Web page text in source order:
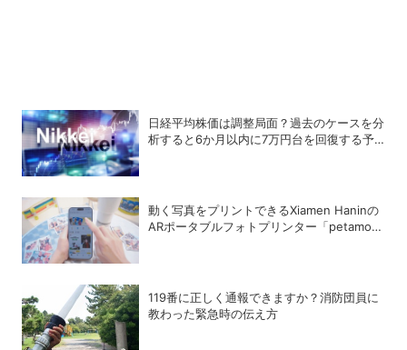
日経平均株価は調整局面？過去のケースを分
析すると6か月以内に7万円台を回復する予
動く写真をプリントできるXiamen Haninの
ARポータブルフォトプリンター「petamo
119番に正しく通報できますか？消防団員に
教わった緊急時の伝え方